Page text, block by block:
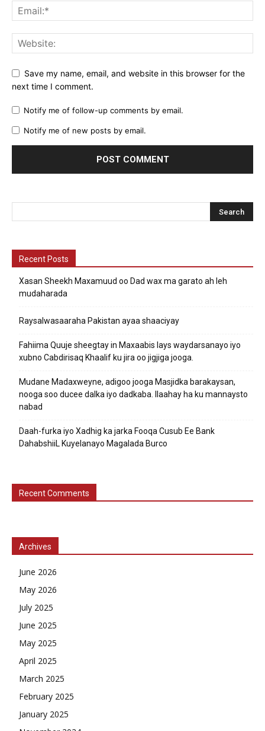
Save my name, email, and website in this browser for the
next time I comment.
Notify me of follow-up comments by email.
Notify me of new posts by email.
Recent Posts
Xasan Sheekh Maxamuud oo Dad wax ma garato ah leh
mudaharada
Raysalwasaaraha Pakistan ayaa shaaciyay
Fahiima Quuje sheegtay in Maxaabis lays waydarsanayo iyo
xubno Cabdirisaq Khaalif ku jira oo jigjiga jooga.
Mudane Madaxweyne, adigoo jooga Masjidka barakaysan,
nooga soo ducee dalka iyo dadkaba. Ilaahay ha ku mannaysto
nabad
Daah-furka iyo Xadhig ka jarka Fooqa Cusub Ee Bank
DahabshiiL Kuyelanayo Magalada Burco
Recent Comments
Archives
June 2026
May 2026
July 2025
June 2025
May 2025
April 2025
March 2025
February 2025
January 2025